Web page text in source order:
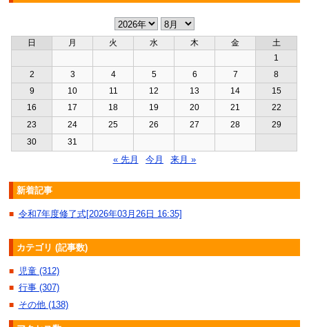
日 月 火 水 木 金
土
1
2
3 4 5 6 7
8
9
10 11 12 13 14
15
16
17 18 19 20 21
22
23
24 25 26 27 28
29
30
31
« 先月 今月 来月 »
新着記事
■ 令和7年度修了式[2026年03月26日 16:35]
カテゴリ (記事数)
■ 児童 (312)
■ 行事 (307)
■ その他 (138)